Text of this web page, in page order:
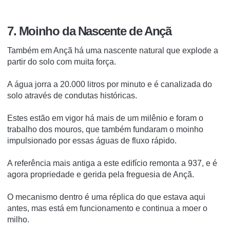
7. Moinho da Nascente de Ançã
Também em Ançã há uma nascente natural que explode a
partir do solo com muita força.
A água jorra a 20.000 litros por minuto e é canalizada do
solo através de condutas históricas.
Estes estão em vigor há mais de um milênio e foram o
trabalho dos mouros, que também fundaram o moinho
impulsionado por essas águas de fluxo rápido.
A referência mais antiga a este edifício remonta a 937, e é
agora propriedade e gerida pela freguesia de Ançã.
O mecanismo dentro é uma réplica do que estava aqui
antes, mas está em funcionamento e continua a moer o
milho.